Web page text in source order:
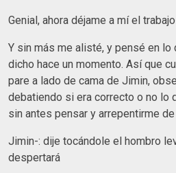
Genial, ahora déjame a mí el
Y sin más me alisté, y pensé en lo
dicho hace un momento. Así que
pare a lado de cama de Jimin,
debatiendo si era correcto o no lo
sin antes pensar y arrepentirme
Jimin-: dije tocándole el hombro
despertará